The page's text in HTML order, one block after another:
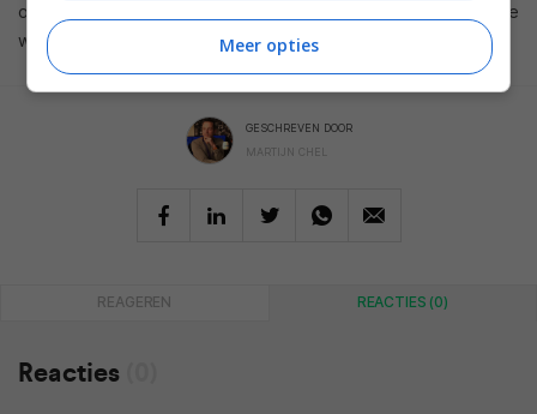
of films kijkt heeft deze accessoire zeker een toegevoegde
waarde.
GESCHREVEN DOOR
MARTIJN CHEL
REAGEREN REACTIES (0)
Reacties
Meer opties